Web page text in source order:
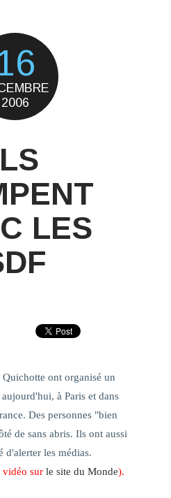
2006
LES
ont organisé un
à Paris et dans
Des personnes "bien
de sans abris. Ils ont aussi
d'alerter les médias.
vidéo surle site du Monde).